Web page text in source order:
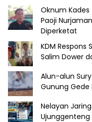
Oknum Kades
Paoji
Diperketat
KDM Respons
Salim Dower
Alun-alun
Gunung
Nelayan
Ujunggenteng